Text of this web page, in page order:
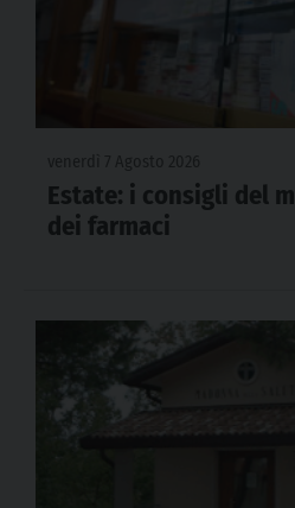
Estate: i consigli del
dei farmaci